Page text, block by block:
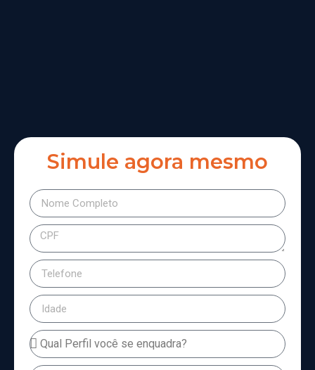
Simule agora mesmo